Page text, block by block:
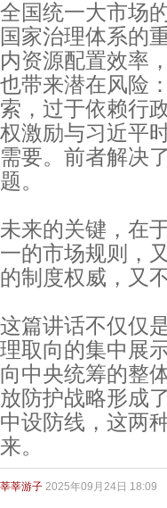
全国统一大市场
国家治理体系的
内资源配置效率
也带来潜在风险
索，过于依赖行
权激励与习近平
需要。前者解决
题。
未来的关键，在
一的市场规则，
的制度权威，又
这篇讲话不仅仅
理取向的集中展
向中央统筹的整
放防护战略形成
中设防线，这两
来。
莘莘游子 2025年09月24日 18:09